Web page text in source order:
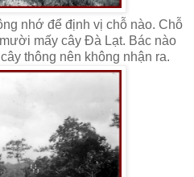
nhớ để định vị chỗ nào. Chỗ
mấy cây Đà Lạt. Bác nào
thông nên không nhận ra.